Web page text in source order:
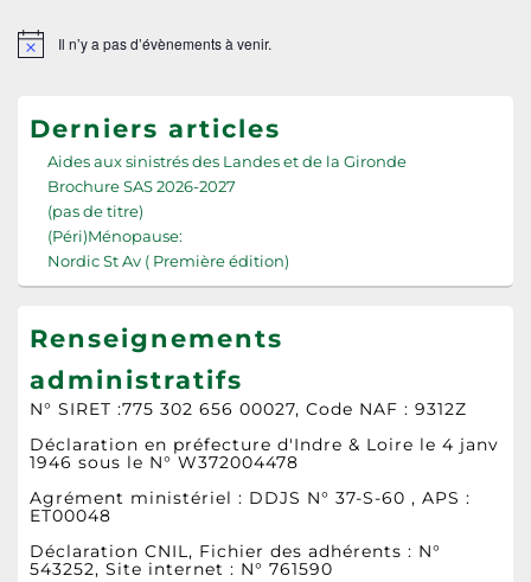
Notice Il n’y a pas d’évènements à venir.
Derniers articles
Aides aux sinistrés des Landes et de la Gironde
Brochure SAS 2026-2027
(pas de titre)
(Péri)Ménopause:
Nordic St Av ( Première édition)
Renseignements
administratifs
N° SIRET :775 302 656 00027, Code NAF : 9312Z
Déclaration en préfecture d'Indre & Loire le 4 janv
1946 sous le N° W372004478
Agrément ministériel : DDJS N° 37-S-60 , APS :
ET00048
Déclaration CNIL, Fichier des adhérents : N°
543252, Site internet : N° 761590